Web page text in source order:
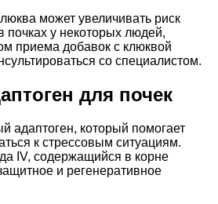
может увеличивать риск
почках у некоторых людей,
приема добавок с клюквой
со специалистом.
для почек
адаптоген, который помогает
к стрессовым ситуациям.
IV, содержащийся в корне
и регенеративное